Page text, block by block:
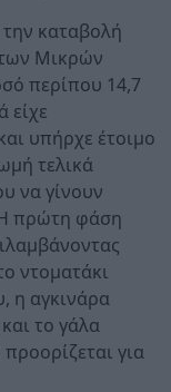
καταβολή
των Μικρών
περίπου 14,7
είχε
υπήρχε έτοιμο
τελικά
να γίνουν
Η πρώτη φάση
ντοματάκι
η αγκινάρα
το γάλα
για